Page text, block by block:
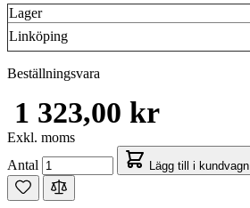
Lager
Linköping
Beställningsvara
1 323,00 kr
Exkl. moms
Antal
Lägg till i kundvagn